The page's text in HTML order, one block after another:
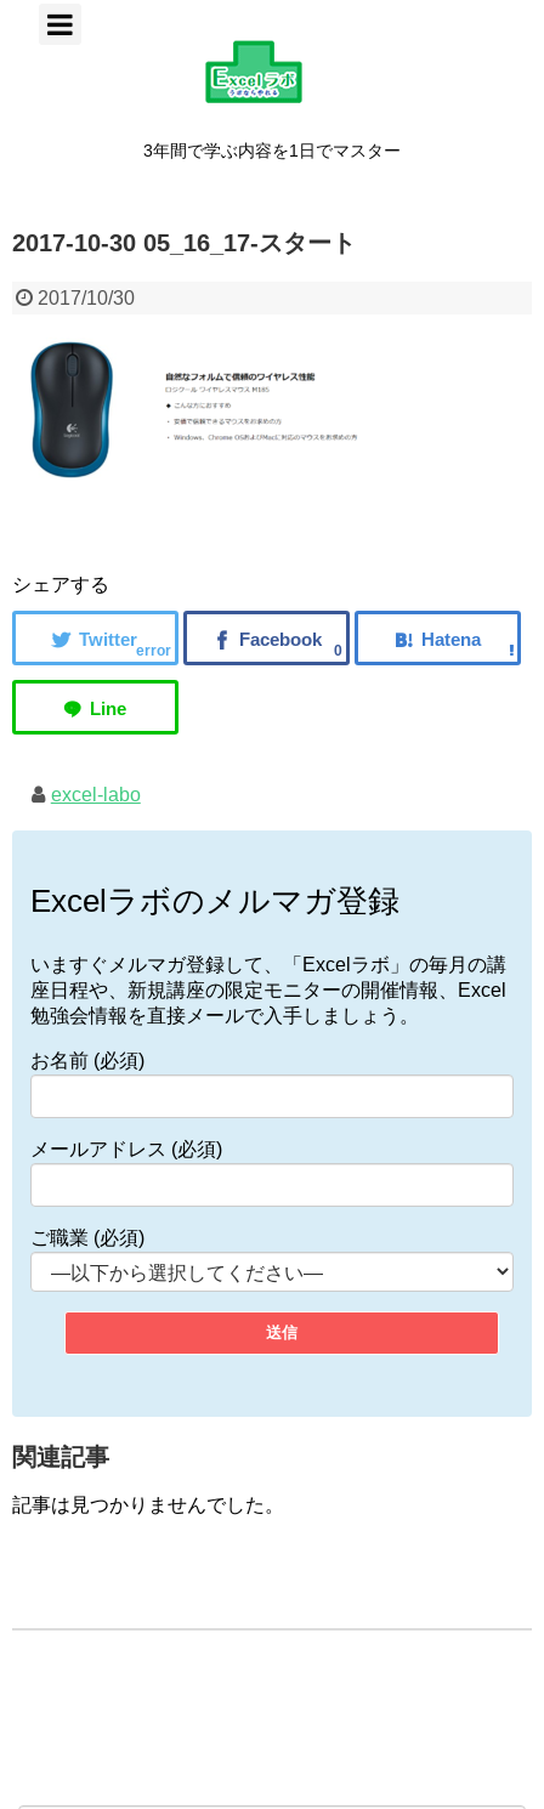
3年間で学ぶ内容を1日でマスター
2017-10-30 05_16_17-スタート
2017/10/30
シェアする
error 0
excel-labo
Excelラボのメルマガ登録
いますぐメルマガ登録して、「Excelラボ」の毎月の講
座日程や、新規講座の限定モニターの開催情報、Excel
勉強会情報を直接メールで入手しましょう。
お名前 (必須)
メールアドレス (必須)
ご職業 (必須)
関連記事
記事は見つかりませんでした。